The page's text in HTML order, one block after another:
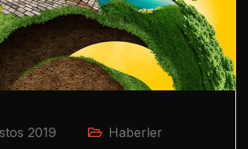
2019 Haberler